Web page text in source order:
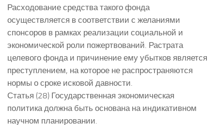
Расходование средства такого фонда
осуществляется в соответствии с желаниями
спонсоров в рамках реализации социальной и
экономической роли пожертвований. Растрата
целевого фонда и причинение ему убытков является
преступлением, на которое не распространяются
нормы о сроке исковой давности.
Статья (28) Государственная экономическая
политика должна быть основана на индикативном
научном планировании.